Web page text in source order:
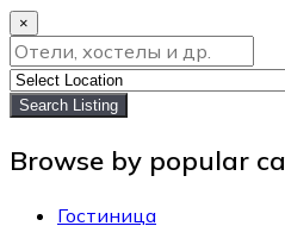
×
Search Listing
Browse by popular
Гостиница